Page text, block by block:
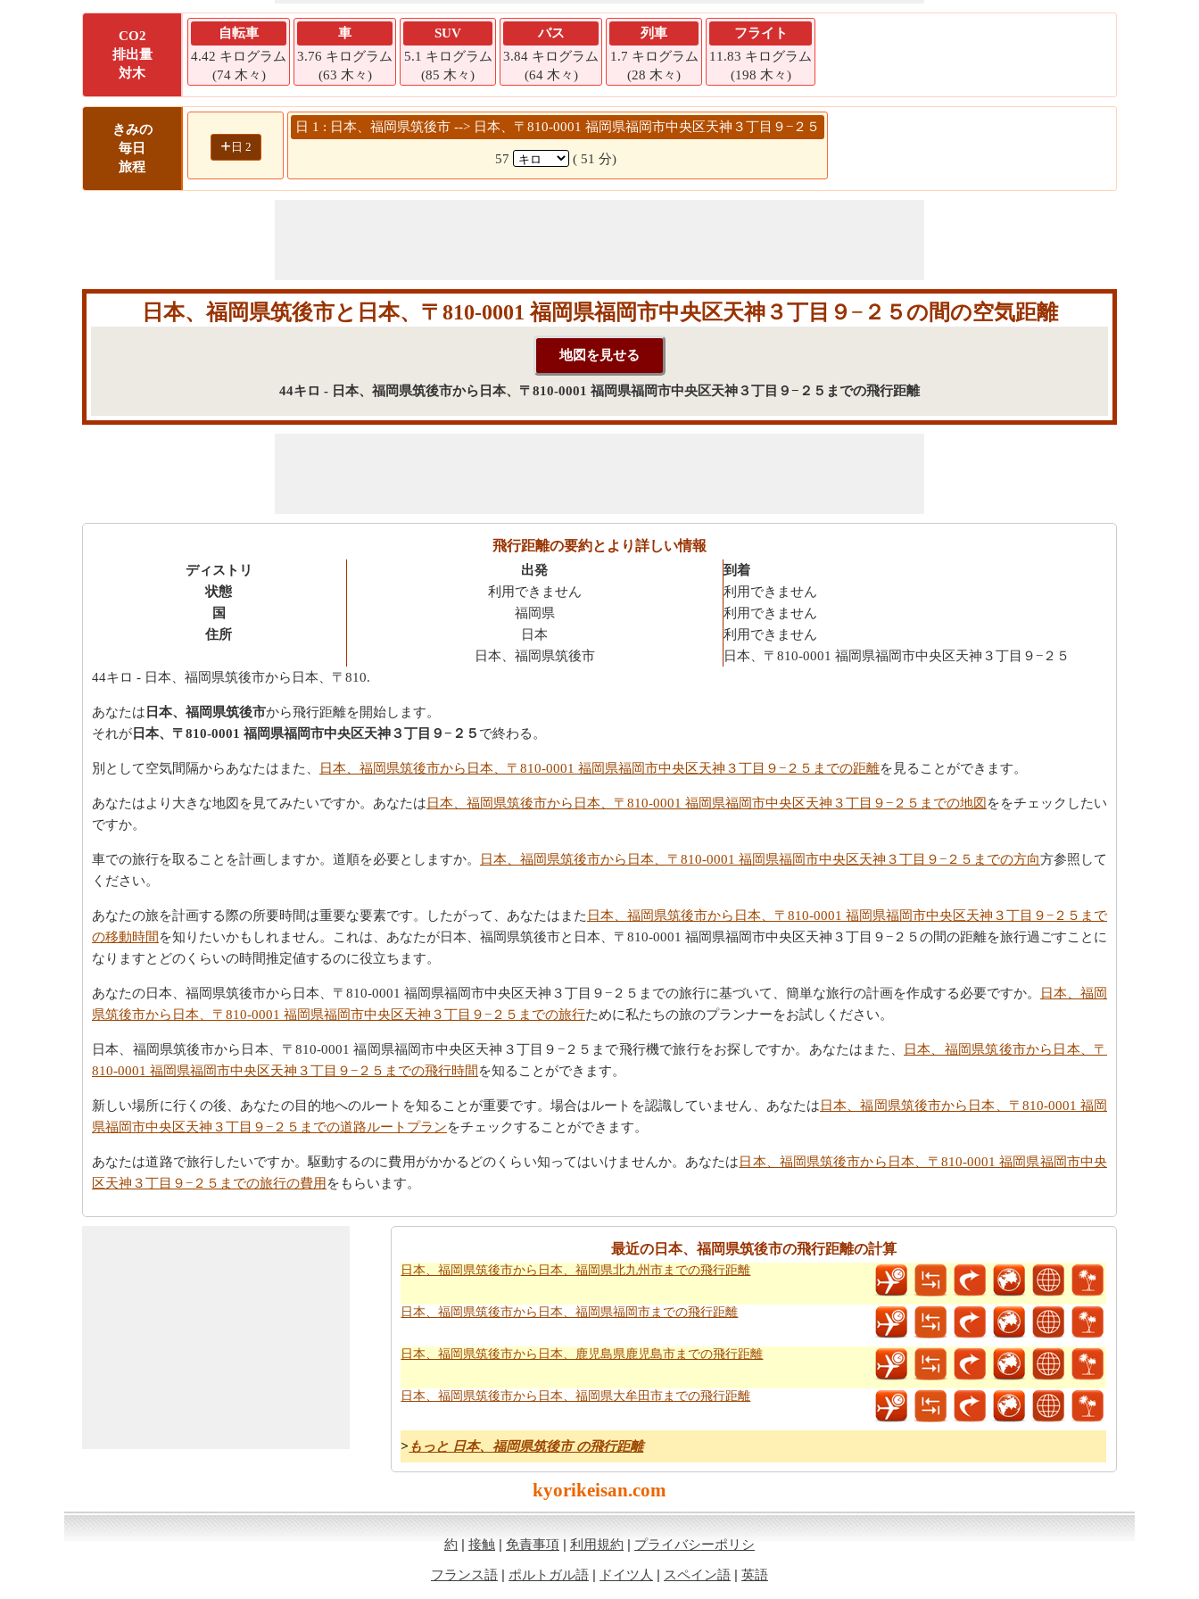
CO2
排出量
対木
自転車
4.42 キログラム
(74 木々)
車
3.76 キログラム
(63 木々)
SUV
5.1 キログラム
(85 木々)
バス
3.84 キログラム
(64 木々)
列車
1.7 キログラム
(28 木々)
フライト
11.83 キログラム
(198 木々)
きみの
毎日
旅程
+ 日 2
日 1 : 日本、福岡県筑後市 --> 日本、〒810-0001 福岡県福岡市中央区天神３丁目９−２５
57 ( 51 分)
日本、福岡県筑後市と日本、〒810-0001 福岡県福岡市中央区天神３丁目９−２５の間の空気距離
44キロ - 日本、福岡県筑後市から日本、〒810-0001 福岡県福岡市中央区天神３丁目９−２５までの飛行距離
飛行距離の要約とより詳しい情報
ディストリ
状態
国
住所
出発
利用できません
福岡県
日本
日本、福岡県筑後市
到着
利用できません
利用できません
利用できません
日本、〒810-0001 福岡県福岡市中央区天神３丁目９−２５
44キロ - 日本、福岡県筑後市から日本、〒810.
あなたは 日本、福岡県筑後市から飛行距離を開始します。
それが 日本、〒810-0001 福岡県福岡市中央区天神３丁目９−２５ で終わる。
別として空気間隔からあなたはまた、 日本、福岡県筑後市から日本、〒810-0001 福岡県福岡市中央区天神３丁目９−２５までの距離を見ることができます。
あなたはより大きな地図を見てみたいですか。あなたは日本、福岡県筑後市から日本、〒810-0001 福岡県福岡市中央区天神３丁目９−２５までの地図ををチェックしたい
ですか。
車での旅行を取ることを計画しますか。道順を必要としますか。 日本、福岡県筑後市から日本、〒810-0001 福岡県福岡市中央区天神３丁目９−２５までの方向方参照して
ください。
あなたの旅を計画する際の所要時間は重要な要素です。したがって、あなたはまた 日本、福岡県筑後市から日本、〒810-0001 福岡県福岡市中央区天神３丁目９−２５まで
の移動時間を知りたいかもしれません。これは、あなたが日本、福岡県筑後市と日本、〒810-0001 福岡県福岡市中央区天神３丁目９−２５の間の距離を旅行過ごすことに
なりますとどのくらいの時間推定値するのに役立ちます。
あなたの日本、福岡県筑後市から日本、〒810-0001 福岡県福岡市中央区天神３丁目９−２５までの旅行に基づいて、簡単な旅行の計画を作成する必要ですか。
日本、福岡
県筑後市から日本、〒810-0001 福岡県福岡市中央区天神３丁目９−２５までの旅行ために私たちの旅のプランナーをお試しください。
日本、福岡県筑後市から日本、〒810-0001 福岡県福岡市中央区天神３丁目９−２５まで飛行機で旅行をお探しですか。あなたはまた、
日本、福岡県筑後市から日本、〒
810-0001 福岡県福岡市中央区天神３丁目９−２５までの飛行時間を知ることができます。
新しい場所に行くの後、あなたの目的地へのルートを知ることが重要です。場合はルートを認識していません、あなたは日本、福岡県筑後市から日本、〒810-0001 福岡
県福岡市中央区天神３丁目９−２５までの道路ルートプランをチェックすることができます。
あなたは道路で旅行したいですか。駆動するのに費用がかかるどのくらい知ってはいけませんか。あなたは日本、福岡県筑後市から日本、〒810-0001 福岡県福岡市中央
区天神３丁目９−２５までの旅行の費用をもらいます。
最近の日本、福岡県筑後市の飛行距離の計算
日本、福岡県筑後市から日本、福岡県北九州市までの飛行距離
日本、福岡県筑後市から日本、福岡県福岡市までの飛行距離
日本、福岡県筑後市から日本、鹿児島県鹿児島市までの飛行距離
日本、福岡県筑後市から日本、福岡県大牟田市までの飛行距離
> もっと 日本、福岡県筑後市 の飛行距離
kyorikeisan.com
約 | 接触 | 免責事項 | 利用規約 | プライバシーポリシ
フランス語 | ポルトガル語 | ドイツ人 | スペイン語 | 英語